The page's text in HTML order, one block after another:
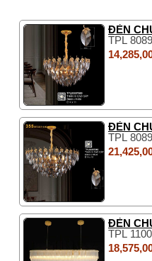
ĐÈN
TPL
ĐÈN
TPL
ĐÈN
TPL